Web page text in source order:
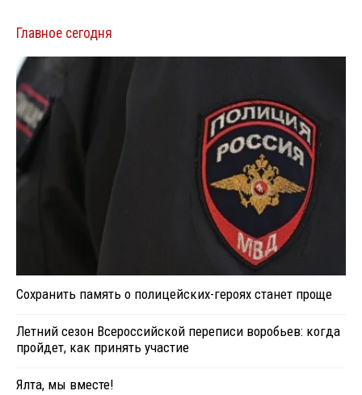
Главное сегодня
Сохранить память о полицейских-героях станет проще
Летний сезон Всероссийской переписи воробьев: когда
пройдет, как принять участие
Ялта, мы вместе!